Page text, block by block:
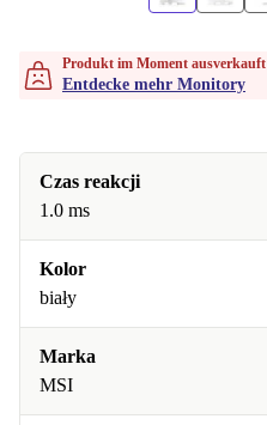
Produkt im Moment ausverkauft
Entdecke mehr Monitory
Czas reakcji
1.0 ms
Kolor
biały
Marka
MSI